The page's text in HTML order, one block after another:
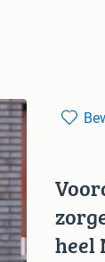
heel